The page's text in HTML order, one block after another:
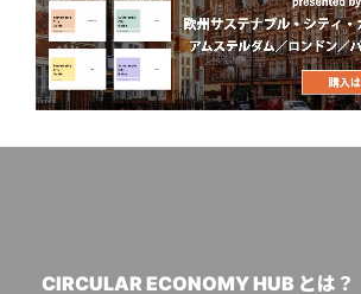
CIRCULAR ECONOMY HUB とは？